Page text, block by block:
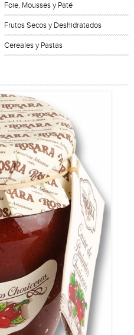
Foie, Mousses y Paté
Frutos Secos y Deshidratados
Cereales y Pastas